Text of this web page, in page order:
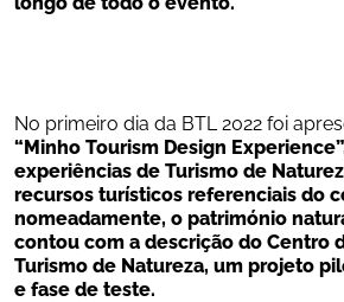
No primeiro dia da BTL 2022 foi
“Minho Tourism Design
experiências de Turismo de
recursos turísticos referenciais do
nomeadamente, o património
contou com a descrição do Centro
Turismo de Natureza, um projeto
e fase de teste.